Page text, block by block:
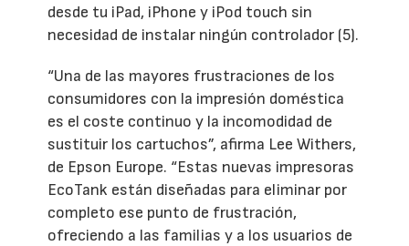
desde tu iPad, iPhone y iPod touch sin
necesidad de instalar ningún controlador (5).
“Una de las mayores frustraciones de los
consumidores con la impresión doméstica
es el coste continuo y la incomodidad de
sustituir los cartuchos”, afirma Lee Withers,
de Epson Europe. “Estas nuevas impresoras
EcoTank están diseñadas para eliminar por
completo ese punto de frustración,
ofreciendo a las familias y a los usuarios de